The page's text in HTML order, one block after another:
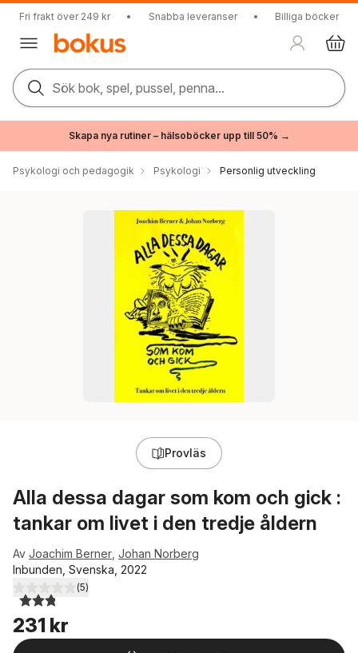
Fri frakt över 249 kr • Snabba leveranser • Billiga böcker
Sök bok, spel, pussel, penna...
Skapa nya rutiner – hälsoböcker upp till 50% →
Psykologi och pedagogik Psykologi Personlig utveckling
Provläs
Alla dessa dagar som kom och gick :
tankar om livet i den tredje åldern
Av Joachim Berner Johan Norberg
Inbunden, Svenska, 2022
2,8utav 5 stjärnor. Totalt antal röster:
(5)
231 kr